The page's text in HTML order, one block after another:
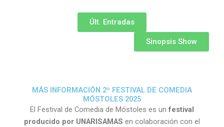
Últ. Entradas
Sinopsis Show
MÁS INFORMACIÓN 2º FESTIVAL DE COMEDIA
MÓSTOLES 2025
El Festival de Comedia de Móstoles es un festival
producido por UNARISAMAS en colaboración con el